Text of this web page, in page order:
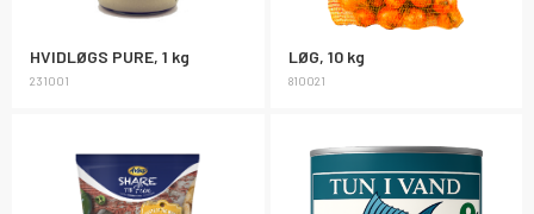
HVIDLØGS PURE, 1 kg
231001
LØG, 10 kg
810021